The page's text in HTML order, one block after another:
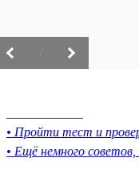
• Пройти тест и
• Ещё немного